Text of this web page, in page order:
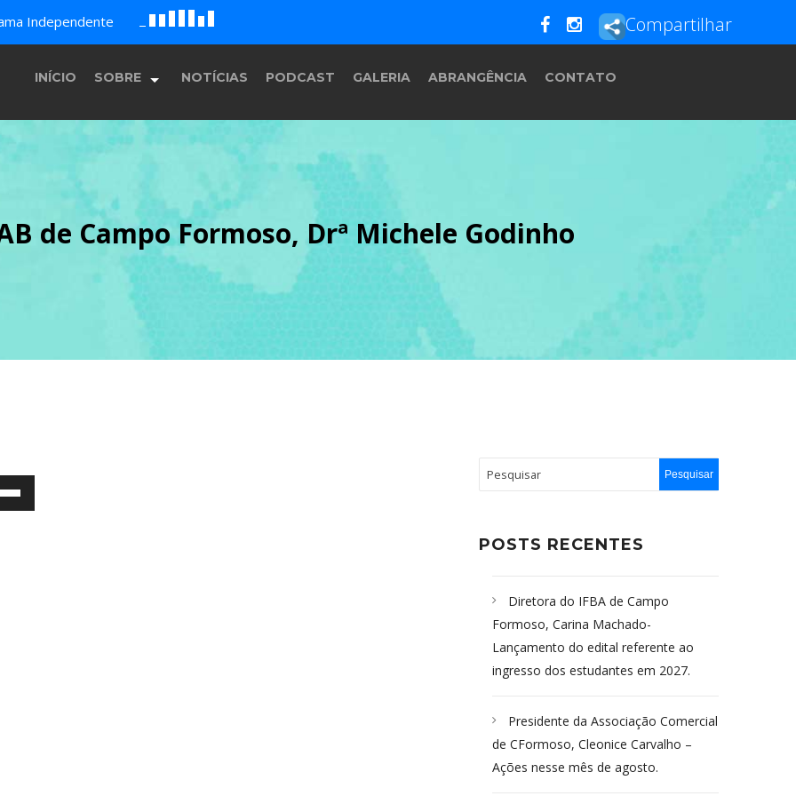
Independente D GH Compartilhar
INÍCIO SOBRE
História
Equipe
Programação
NOTÍCIAS PODCAST GALERIA ABRANGÊNCIA CONTATO
de Campo Formoso, Drª Michele Godinho
POSTS RECENTES
Diretora do IFBA de Campo
Formoso, Carina Machado-
Lançamento do edital referente ao
ingresso dos estudantes em 2027.
Presidente da Associação Comercial
de CFormoso, Cleonice Carvalho –
Ações nesse mês de agosto.